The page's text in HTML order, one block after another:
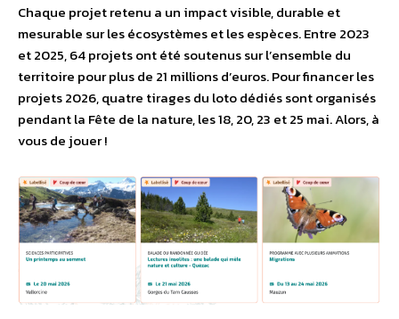
Chaque projet retenu a un impact visible, durable et
mesurable sur les écosystèmes et les espèces. Entre 2023
et 2025, 64 projets ont été soutenus sur l’ensemble du
territoire pour plus de 21 millions d’euros. Pour financer les
projets 2026, quatre tirages du loto dédiés sont organisés
pendant la Fête de la nature, les 18, 20, 23 et 25 mai. Alors, à
vous de jouer !